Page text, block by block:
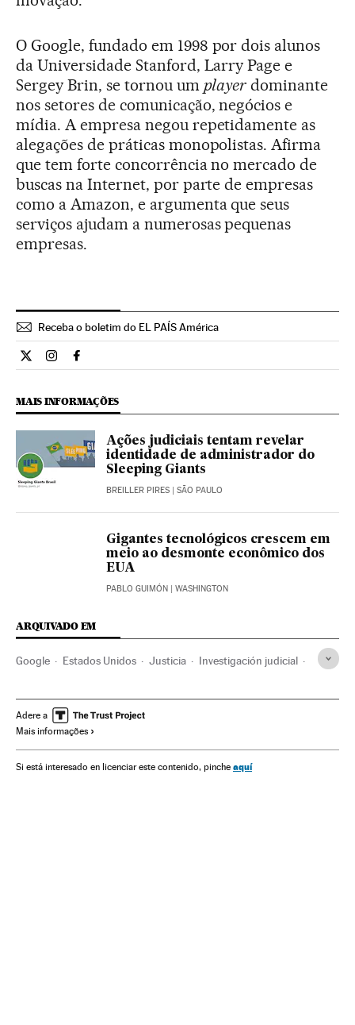
O Google, fundado em 1998 por dois alunos
da Universidade Stanford, Larry Page e
Sergey Brin, se tornou um player dominante
nos setores de comunicação, negócios e
mídia. A empresa negou repetidamente as
alegações de práticas monopolistas. Afirma
que tem forte concorrência no mercado de
buscas na Internet, por parte de empresas
como a Amazon, e argumenta que seus
serviços ajudam a numerosas pequenas
empresas.
Receba o boletim do EL PAÍS América
Internacional El País Brasil en Twitter
Internacional El País Brasil en Instagram
Internacional El País Brasil en Facebook
MAIS INFORMAÇÕES
Ações judiciais tentam revelar
identidade de administrador do
Sleeping Giants
BREILLER PIRES | SÃO PAULO
Gigantes tecnológicos crescem em
meio ao desmonte econômico dos
EUA
PABLO GUIMÓN | WASHINGTON
ARQUIVADO EM
Google Estados Unidos Justicia Investigación judicial
Adere a
Mais informações
Si está interesado en licenciar este contenido, pinche aquí